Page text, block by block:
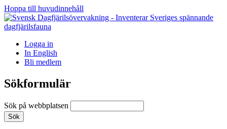
Hoppa till huvudinnehåll
Logga in
In English
Bli medlem
Sökformulär
Sök på webbplatsen